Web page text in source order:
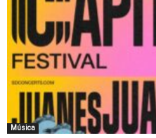
Música